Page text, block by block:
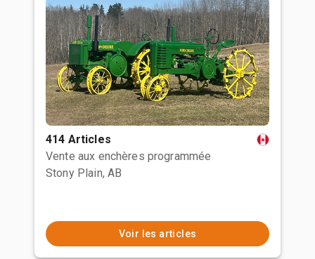
414 Articles
Vente aux enchères programmée
Stony Plain, AB
Voir les articles